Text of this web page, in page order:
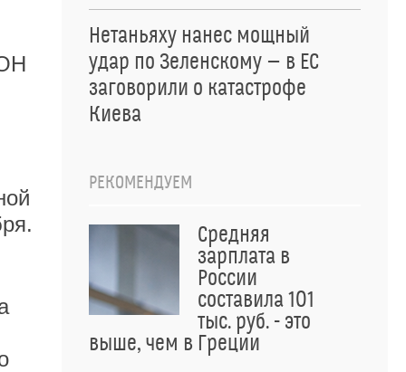
Нетаньяху нанес мощный
удар по Зеленскому — в ЕС
заговорили о катастрофе
Киева
РЕКОМЕНДУЕМ
Средняя
зарплата в
России
составила 101
тыс. руб. - это
выше, чем в Греции